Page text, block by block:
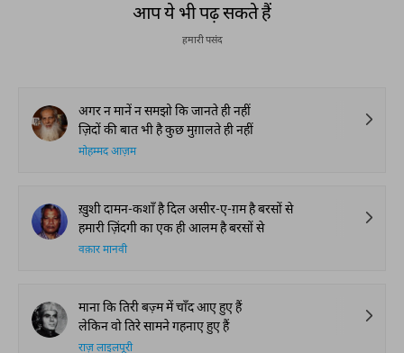
आप ये भी पढ़ सकते हैं
हमारी पसंद
अगर न मानें न समझो कि जानते ही नहीं
ज़िदों की बात भी है कुछ मुग़ालते ही नहीं
मोहम्मद आज़म
ख़ुशी दामन-कशाँ है दिल असीर-ए-ग़म है बरसों से
हमारी ज़िंदगी का एक ही आलम है बरसों से
वक़ार मानवी
माना कि तिरी बज़्म में चाँद आए हुए हैं
लेकिन वो तिरे सामने गहनाए हुए हैं
राज़ लाइलपूरी